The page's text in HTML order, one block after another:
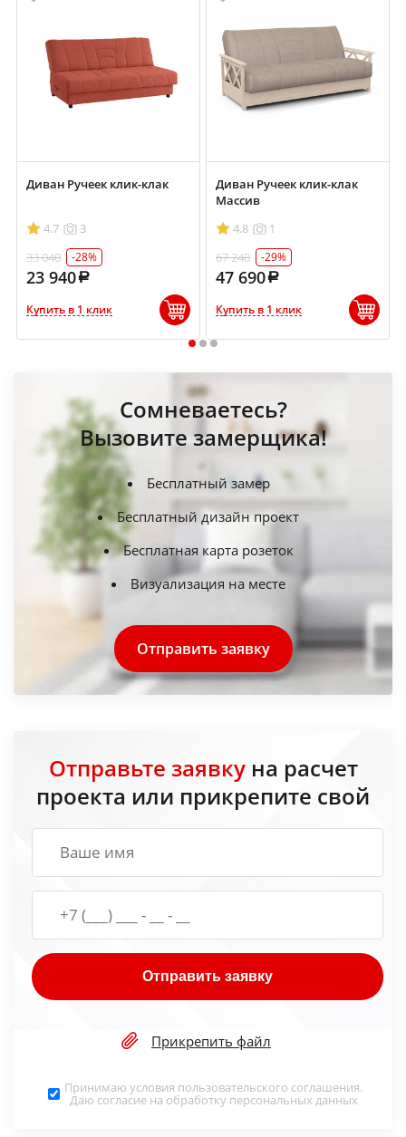
Диван Ручеек клик-клак
4.7
3
33 040
-28%
23 940
Купить в 1 клик
Диван Ручеек клик-клак
Массив
4.8
1
67 240
-29%
47 690
Купить в 1 клик
1 2 3
Сомневаетесь?
Вызовите замерщика!
Бесплатный замер
Бесплатный дизайн проект
Бесплатная карта розеток
Визуализация на месте
Отправить заявку
Отправьте заявкуна расчет
проекта или прикрепите свой
Отправить заявку
Прикрепить файл
Принимаю условия пользовательского соглашения.
Даю согласие на обработку персональных данных